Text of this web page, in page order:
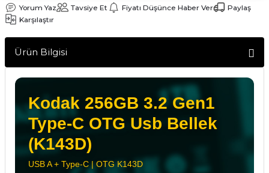
Yorum Yaz Tavsiye Et Fiyatı Düşünce Haber Ver
Paylaş
Karşılaştır
Ürün Bilgisi
Kodak 256GB 3.2 Gen1
Type-C OTG Usb Bellek
(K143D)
USB A + Type-C | OTG K143D